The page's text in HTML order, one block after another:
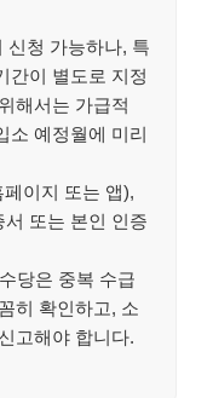
신청 가능하나, 특
간이 별도로 지정
해서는 가급적
소 예정월에 미리
이지 또는 앱),
또는 본인 인증
당은 중복 수급
히 확인하고, 소
고해야 합니다.